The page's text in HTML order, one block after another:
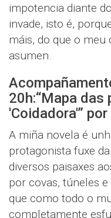
impotencia diante
invade, isto é,
máis, do que o
asumen.
20h:“Mapa das
'Coidadora'”
A miña novela é
protagonista fuxe
diversos paisaxes
por covas, túneles
que como todo o
completamente